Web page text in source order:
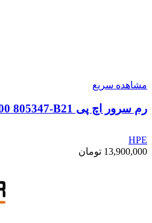
مشاهده سریع
رم سرور اچ پی 8GB DDR4-2400 805347-B21
HPE
13,900,000 تومان